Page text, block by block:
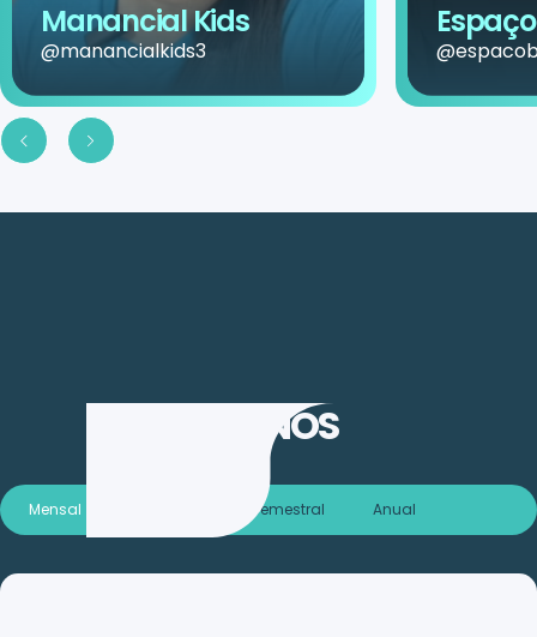
Manancial Kids
@manancialkids3
PLANOS
Mensal Semestral Anual